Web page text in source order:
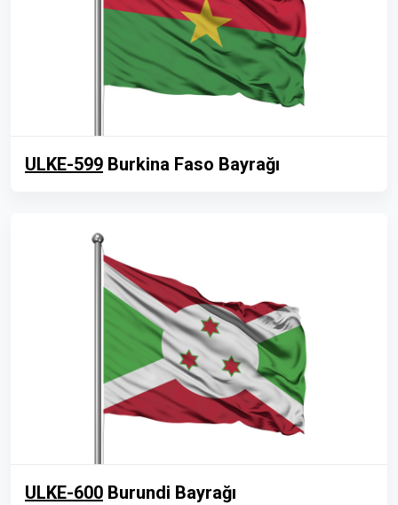
ULKE-599 Burkina Faso Bayrağı
ULKE-600 Burundi Bayrağı